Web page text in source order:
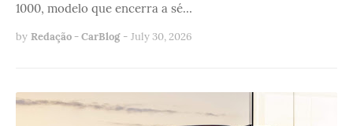
1000, modelo que encerra a sé…
by Redação - CarBlog - July 30, 2026